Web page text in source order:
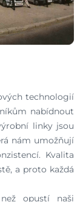
technologií
nabídnout
linky jsou
nám umožňují
Kvalita
a proto každá
opustí naši